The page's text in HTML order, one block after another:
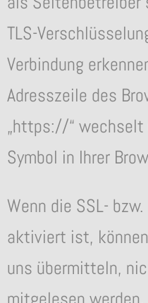
TLS-
Verbindung
Adresszeile des
„https://“ wechselt
Symbol in Ihrer
Wenn die SSL-
aktiviert ist,
uns übermitteln,